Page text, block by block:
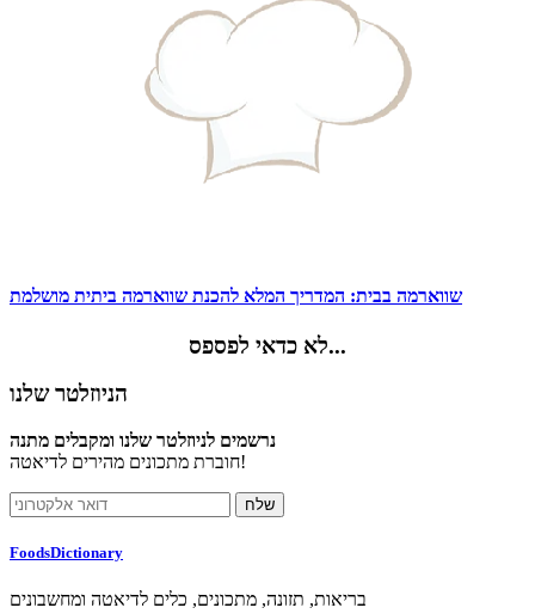
שווארמה בבית: המדריך המלא להכנת שווארמה ביתית מושלמת
לא כדאי לפספס...
הניוזלטר שלנו
נרשמים לניוזלטר שלנו ומקבלים מתנה
חוברת מתכונים מהירים לדיאטה!
FoodsDictionary
בריאות, תזונה, מתכונים, כלים לדיאטה ומחשבונים